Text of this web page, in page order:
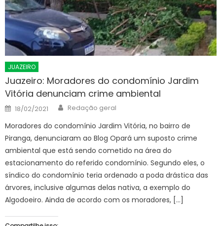
JUAZEIRO
Juazeiro: Moradores do condomínio Jardim
Vitória denunciam crime ambiental
Posted
on
18/02/2021 Author
Redação geral
Moradores do condomínio Jardim Vitória, no bairro de
Piranga, denunciaram ao Blog Opará um suposto crime
ambiental que está sendo cometido na área do
estacionamento do referido condomínio. Segundo eles, o
síndico do condomínio teria ordenado a poda drástica das
árvores, inclusive algumas delas nativa, a exemplo do
Algodoeiro. Ainda de acordo com os moradores, […]